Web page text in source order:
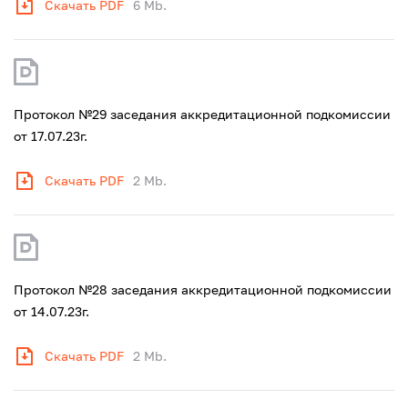
Скачать PDF 6 Mb.
Протокол №29 заседания аккредитационной подкомиссии
от 17.07.23г.
Скачать PDF 2 Mb.
Протокол №28 заседания аккредитационной подкомиссии
от 14.07.23г.
Скачать PDF 2 Mb.